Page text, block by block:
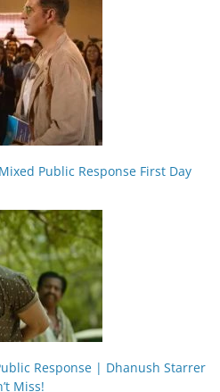
Public Response First Day
Response | Dhanush Starrer
Miss!